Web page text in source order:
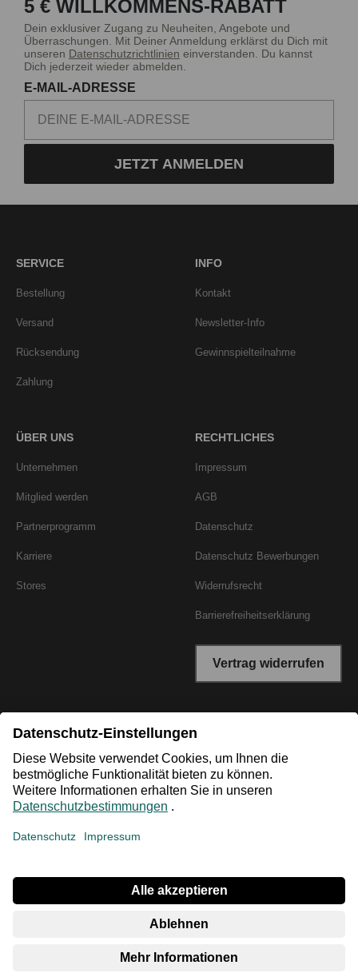
5 € WILLKOMMENS-RABATT
Dein exklusiver Zugang zu Neuheiten, Angebote und
Überraschungen. Mit Deiner Anmeldung erklärst du Dich mit
unseren Datenschutzrichtlinien einverstanden. Du kannst
Dich jederzeit wieder abmelden.
E-MAIL-ADRESSE
JETZT ANMELDEN
SERVICE
Bestellung
Versand
Rücksendung
Zahlung
INFO
Kontakt
Newsletter-Info
Gewinnspielteilnahme
ÜBER UNS
Unternehmen
Mitglied werden
Partnerprogramm
Karriere
Stores
RECHTLICHES
Impressum
AGB
Datenschutz
Datenschutz Bewerbungen
Widerrufsrecht
Barrierefreiheitserklärung
Vertrag widerrufen
*Niedrigster Gesamtpreis der letzten 30 Tage vor der